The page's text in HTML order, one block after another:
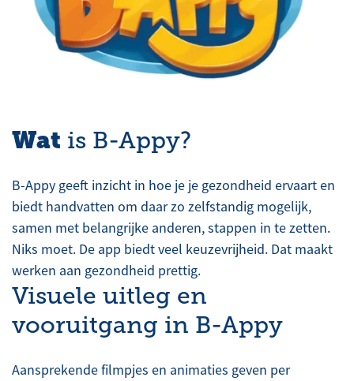
Wat is B-Appy?
B-Appy geeft inzicht in hoe je je gezondheid ervaart en
biedt handvatten om daar zo zelfstandig mogelijk,
samen met belangrijke anderen, stappen in te zetten.
Niks moet. De app biedt veel keuzevrijheid. Dat maakt
werken aan gezondheid prettig.
Visuele uitleg en
vooruitgang in B-Appy
Aansprekende filmpjes en animaties geven per